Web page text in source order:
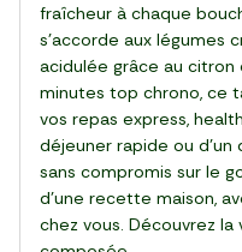
fraîcheur à chaque
s’accorde aux légumes
acidulée grâce au citron
minutes top chrono, ce
vos repas express,
déjeuner rapide ou
sans compromis sur le
d’une recette maison,
chez vous. Découvrez